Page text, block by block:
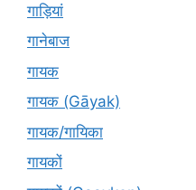
गाड़ियां
गानेबाज
गायक
गायक (Gāyak)
गायक/गायिका
गायकों